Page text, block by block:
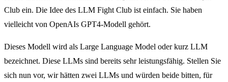
Club ein. Die Idee des LLM Fight Club ist einfach. Sie haben
vielleicht von OpenAIs GPT4-Modell gehört.
Dieses Modell wird als Large Language Model oder kurz LLM
bezeichnet. Diese LLMs sind bereits sehr leistungsfähig. Stellen Sie
sich nun vor, wir hätten zwei LLMs und würden beide bitten, für